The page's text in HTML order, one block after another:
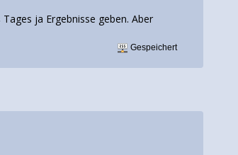
ja Ergebnisse geben. Aber
Gespeichert